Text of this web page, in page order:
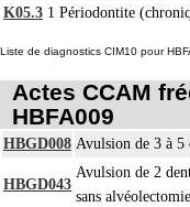
K05.3 1 Périodontite
Liste de diagnostics CIM10 pour
Actes CCAM
HBFA009
HBGD008 Avulsion de 3 à 5
HBGD043
Avulsion de 2
sans alvéolectomie